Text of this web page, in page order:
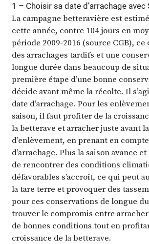
1 – Choisir sa date d’arrachage avec
La campagne betteravière est
cette année, contre 104 jours en
période 2009-2016 (source CGB),
des arrachages tardifs et une
longue durée dans beaucoup de
première étape d’une bonne
décide avant même la récolte. Il
date d’arrachage. Pour les
saison, il faut profiter de la
la betterave et arracher juste avant
d’enlèvement, en prenant en
d’arrachage. Plus la saison avance
de rencontrer des conditions
défavorables s’accroît, ce qui peut
la tare terre et provoquer des
pour ces conservations de longue
trouver le compromis entre arracher
de bonnes conditions tout en
croissance de la betterave.